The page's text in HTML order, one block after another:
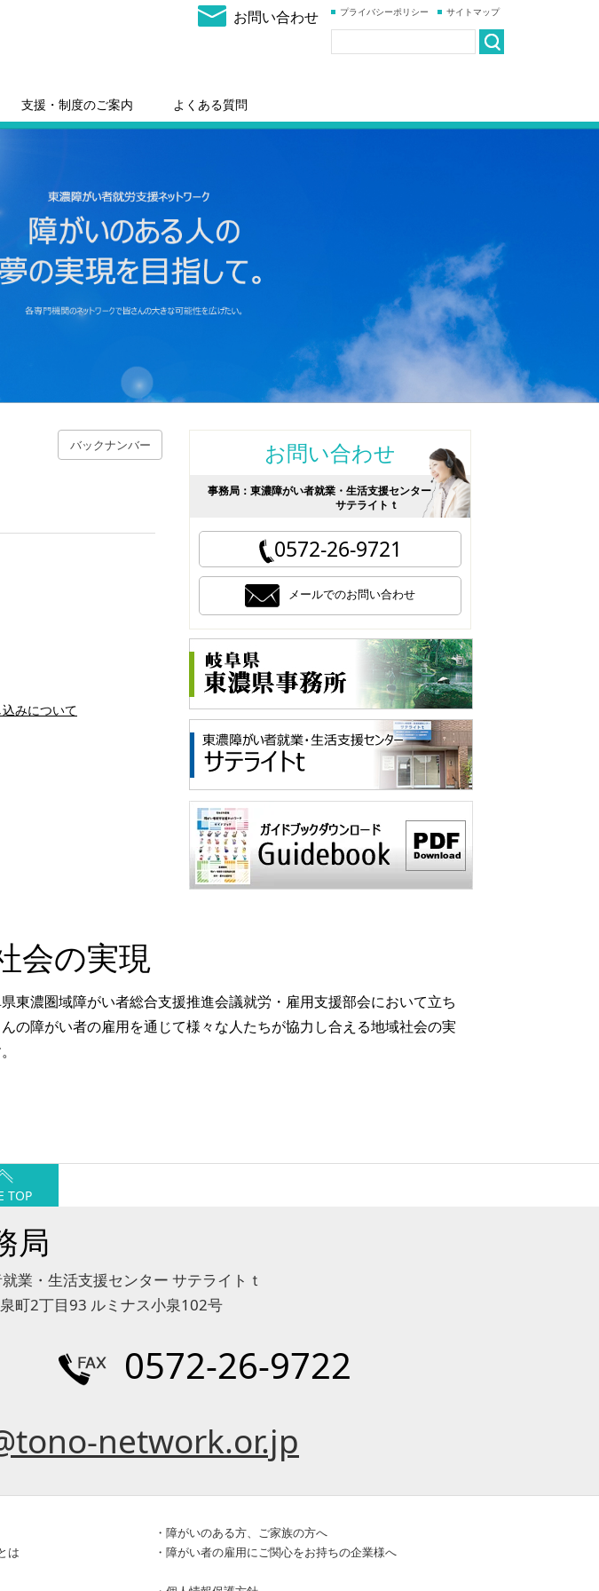
サイトマップ
プライバシーポリシー
お問い合わせ
支援・制度のご案内 よくある質問
バックナンバー
みについて
お問い合わせ
事務局：東濃障がい者就業・生活支援センター
サテライトｔ
0572-26-9721
メールでのお問い合わせ
会の実現
東濃圏域障がい者総合支援推進会議就労・雇用支援部会において立ち
の障がい者の雇用を通じて様々な人たちが協力し合える地域社会の実
TOP
局
業・生活支援センター サテライトｔ
町2丁目93 ルミナス小泉102号
0572-26-9722
network.or.jp
は
・ 障がいのある方、ご家族の方へ
・ 障がい者の雇用にご関心をお持ちの企業様へ